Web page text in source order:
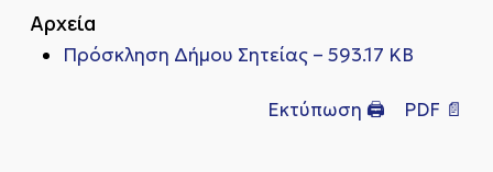
Αρχεία
Πρόσκληση Δήμου Σητείας – 593.17 KB
Εκτύπωση 🖨 PDF 📄